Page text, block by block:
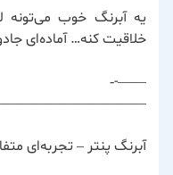
یه آبرنگ خوب می‌تونه
خلاقیت کنه… آماده‌ای
——-‐
آبرنگ پنتر – تجربه‌ای